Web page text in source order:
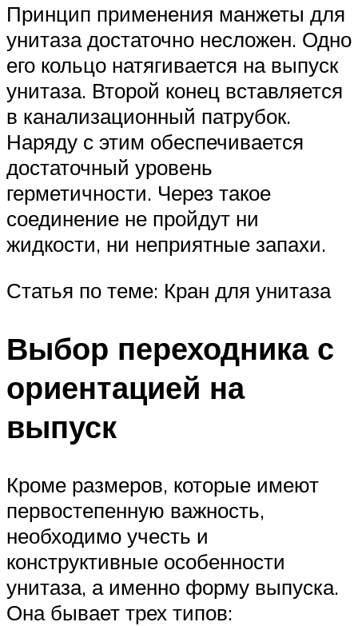
Принцип применения манжеты для
унитаза достаточно несложен. Одно
его кольцо натягивается на выпуск
унитаза. Второй конец вставляется
в канализационный патрубок.
Наряду с этим обеспечивается
достаточный уровень
герметичности. Через такое
соединение не пройдут ни
жидкости, ни неприятные запахи.
Статья по теме: Кран для унитаза
Выбор переходника с
ориентацией на
выпуск
Кроме размеров, которые имеют
первостепенную важность,
необходимо учесть и
конструктивные особенности
унитаза, а именно форму выпуска.
Она бывает трех типов: